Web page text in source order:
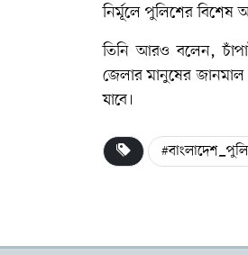
নির্মূলে পুলিশের বিশেষ
তিনি আরও বলেন,
জেলার মানুষের জানমাল
যাবে।